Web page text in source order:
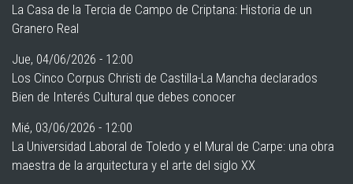
La Casa de la Tercia de Campo de Criptana: Historia de un
Granero Real
Jue, 04/06/2026 - 12:00
Los Cinco Corpus Christi de Castilla-La Mancha declarados
Bien de Interés Cultural que debes conocer
Mié, 03/06/2026 - 12:00
La Universidad Laboral de Toledo y el Mural de Carpe: una obra
maestra de la arquitectura y el arte del siglo XX